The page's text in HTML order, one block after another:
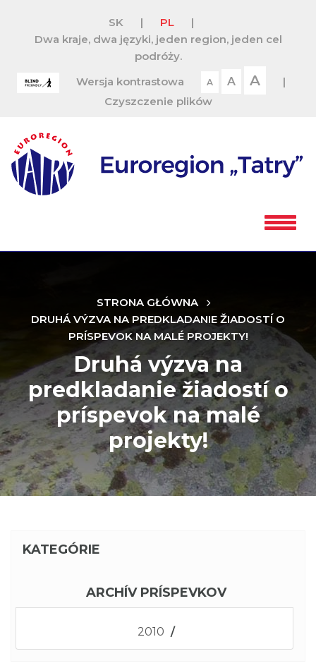
SK | PL
|
Dwa kraje, dwa języki, jeden region, jeden cel
podróży.
Wersja kontrastowa
A A A
|
Czyszczenie plików
STRONA GŁÓWNA
DRUHÁ VÝZVA NA PREDKLADANIE ŽIADOSTÍ O
PRÍSPEVOK NA MALÉ PROJEKTY!
Druhá výzva na
predkladanie žiadostí o
príspevok na malé
projekty!
KATEGÓRIE
ARCHÍV PRÍSPEVKOV
2010 /